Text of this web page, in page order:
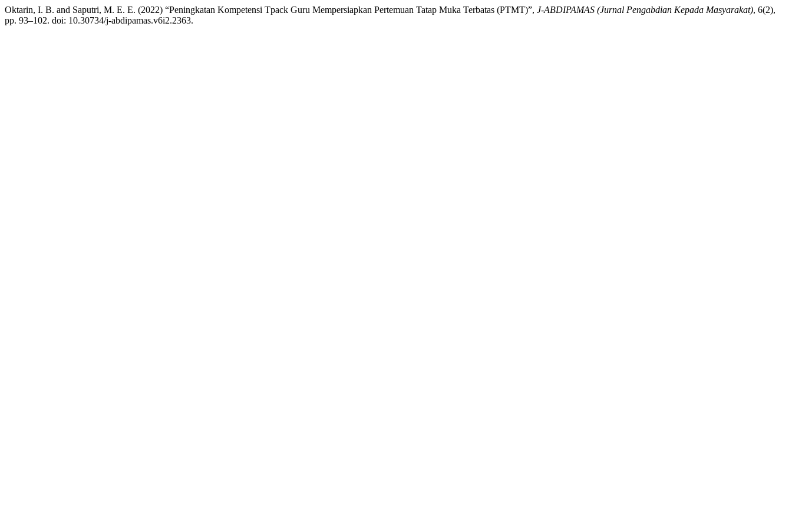
Oktarin, I. B. and Saputri, M. E. E. (2022) “Peningkatan Kompetensi Tpack Guru Mempersiapkan Pertemuan Tatap Muka Terbatas (PTMT)”, J-ABDIPAMAS (Jurnal Pengabdian Kepada Masyarakat), 6(2),
pp. 93–102. doi: 10.30734/j-abdipamas.v6i2.2363.